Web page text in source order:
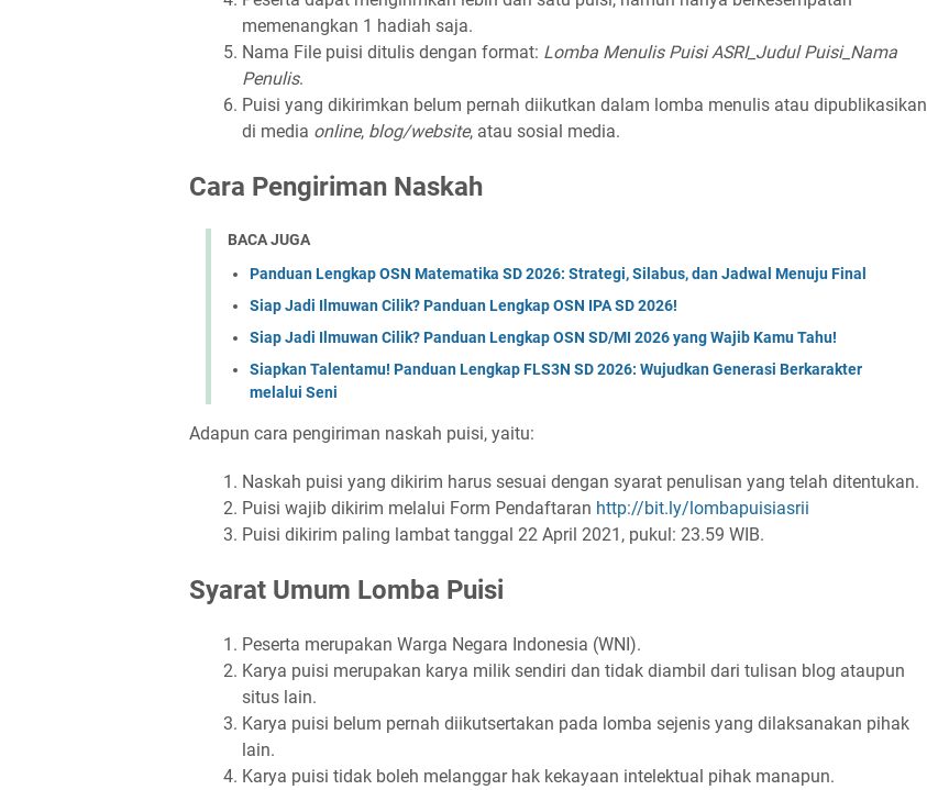
memenangkan 1 hadiah saja.
Nama File puisi ditulis dengan format: Lomba Menulis Puisi ASRI_Judul Puisi_Nama
Penulis.
Puisi yang dikirimkan belum pernah diikutkan dalam lomba menulis atau dipublikasikan
di media online, blog/website, atau sosial media.
Cara Pengiriman Naskah
BACA JUGA
Panduan Lengkap OSN Matematika SD 2026: Strategi, Silabus, dan Jadwal Menuju Final
Siap Jadi Ilmuwan Cilik? Panduan Lengkap OSN IPA SD 2026!
Siap Jadi Ilmuwan Cilik? Panduan Lengkap OSN SD/MI 2026 yang Wajib Kamu Tahu!
Siapkan Talentamu! Panduan Lengkap FLS3N SD 2026: Wujudkan Generasi Berkarakter
melalui Seni
Adapun cara pengiriman naskah puisi, yaitu:
Naskah puisi yang dikirim harus sesuai dengan syarat penulisan yang telah ditentukan.
Puisi wajib dikirim melalui Form Pendaftaran http://bit.ly/lombapuisiasrii
Puisi dikirim paling lambat tanggal 22 April 2021, pukul: 23.59 WIB.
Syarat Umum Lomba Puisi
Peserta merupakan Warga Negara Indonesia (WNI).
Karya puisi merupakan karya milik sendiri dan tidak diambil dari tulisan blog ataupun
situs lain.
Karya puisi belum pernah diikutsertakan pada lomba sejenis yang dilaksanakan pihak
lain.
Karya puisi tidak boleh melanggar hak kekayaan intelektual pihak manapun.